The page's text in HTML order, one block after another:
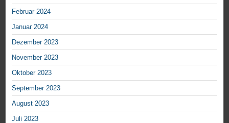
Februar 2024
Januar 2024
Dezember 2023
November 2023
Oktober 2023
September 2023
August 2023
Juli 2023